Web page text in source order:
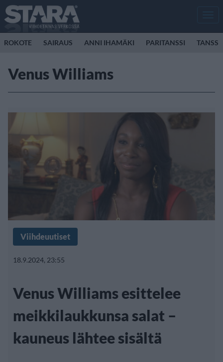
ROKOTE SAIRAUS ANNI IHAMÄKI PARITANSSI TANSSI
Venus Williams
Viihdeuutiset
18.9.2024, 23:55
Venus Williams esittelee
meikkilaukkunsa salat –
kauneus lähtee sisältä